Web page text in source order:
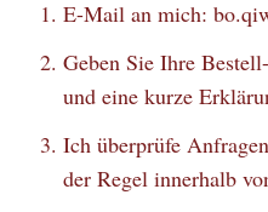
E-Mail an mich:
Geben Sie Ihre
und eine kurze
Ich überprüfe
der Regel innerhalb